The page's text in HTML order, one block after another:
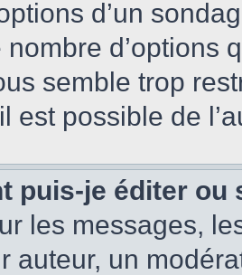
d’un
d’options
semble trop
est possible de
puis-je éditer ou
les messages,
auteur, un